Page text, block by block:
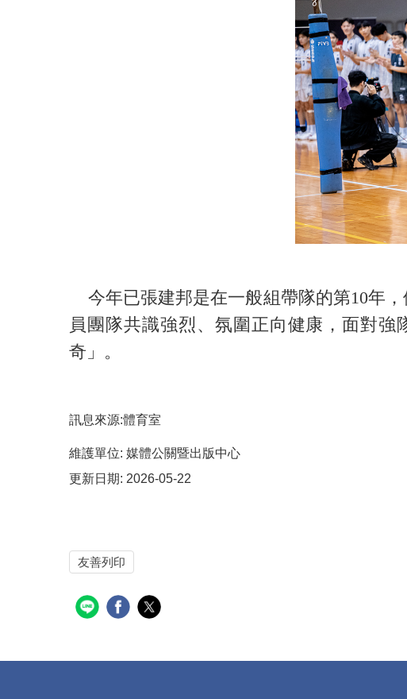
今年已張建邦是在一般組帶隊的第10年
員團隊共識強烈、氛圍正向健康，面對
奇」。
訊息來源:體育室
維護單位: 媒體公關暨出版中心
更新日期: 2026-05-22
友善列印